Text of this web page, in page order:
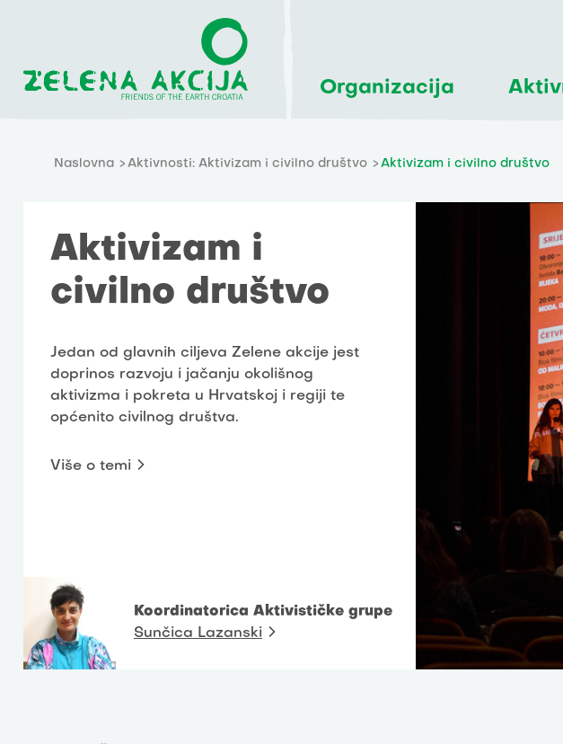
Organizacija
Naslovna Aktivnosti: Aktivizam i civilno društvo Aktivizam i civilno društvo
Aktivizam i
civilno društvo
Jedan od glavnih ciljeva Zelene akcije jest
doprinos razvoju i jačanju okolišnog
aktivizma i pokreta u Hrvatskoj i regiji te
općenito civilnog društva.
Više o temi
Koordinatorica Aktivističke grupe
Sunčica Lazanski